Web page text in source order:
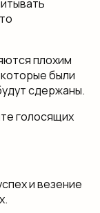
плохим
были
сдержаны.
голосящих
и везение